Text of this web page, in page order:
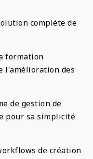
complète de
formation
l'amélioration des
de gestion de
pour sa simplicité
de création